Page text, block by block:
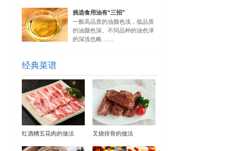
挑选食用油有“三招”
一般高品质的油颜色浅，低品质
的油颜色深。不同品种的油色泽
的深浅也略……
经典菜谱
红酒糟五花肉的做法 叉烧排骨的做法